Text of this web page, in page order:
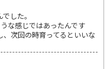
した。
な感じではあったんです
次回の時育ってるといいな